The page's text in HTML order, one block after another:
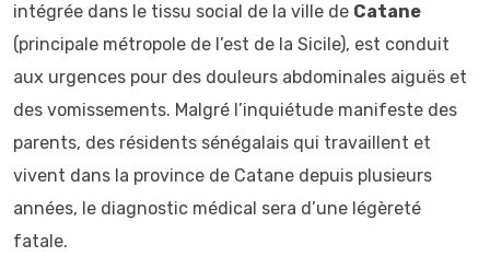
intégrée dans le tissu social de la ville de Catane
(principale métropole de l’est de la Sicile), est conduit
aux urgences pour des douleurs abdominales aiguës et
des vomissements. Malgré l’inquiétude manifeste des
parents, des résidents sénégalais qui travaillent et
vivent dans la province de Catane depuis plusieurs
années, le diagnostic médical sera d’une légèreté
fatale.